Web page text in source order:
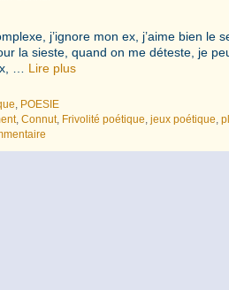
j’ignore mon ex, j’aime bien
la sieste, quand on me déteste, je
… Lire plus
POESIE
,Connut, Frivolité poétique ,jeux poétique ,